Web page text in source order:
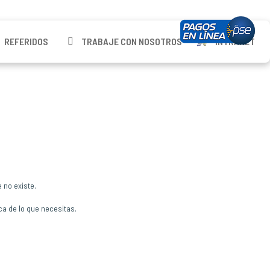
REFERIDOS TRABAJE CON NOSOTROS INTRANET
no existe.
de lo que necesitas.